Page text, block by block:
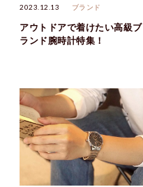
2023.12.13 ブランド
アウトドアで着けたい高級ブ
ランド腕時計特集！